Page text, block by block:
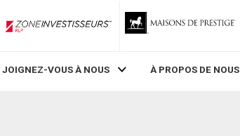
ZoneInvestisseurs RLP
JOIGNEZ-VOUS À NOUS À PROPOS DE NOUS